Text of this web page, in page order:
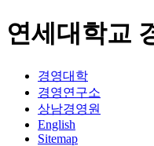
연세대학교
경영대학
경영연구소
상남경영원
English
Sitemap